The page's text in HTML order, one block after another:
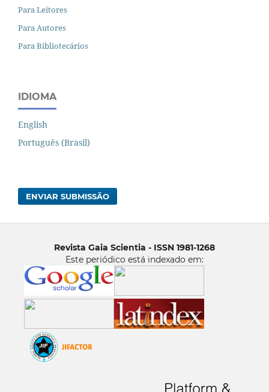
Para Leitores
Para Autores
Para Bibliotecários
IDIOMA
English
Português (Brasil)
ENVIAR SUBMISSÃO
Revista Gaia Scientia - ISSN 1981-1268
Este periódico está indexado em: